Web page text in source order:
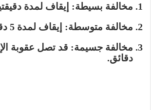
مخالفة بسيطة: إيقاف لمدة
مخالفة متوسطة: إيقاف لمدة5 دقائق
مخالفة جسيمة: قد تصل عقوبة
دقائق.